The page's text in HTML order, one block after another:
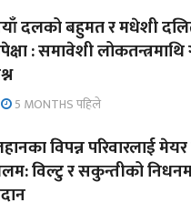
दलको बहुमत र मधेशी
: समावेशी लोकतन्त्रमाथि
5 MONTHS पहिले
विपन्न परिवारलाई
विल्टु र सकुन्तीको